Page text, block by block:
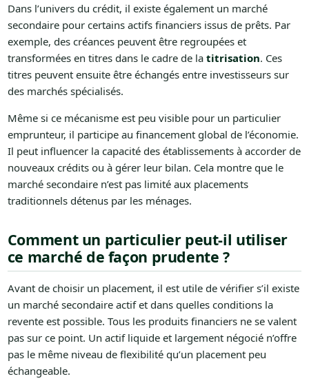
Dans l’univers du crédit, il existe également un marché
secondaire pour certains actifs financiers issus de prêts. Par
exemple, des créances peuvent être regroupées et
transformées en titres dans le cadre de la titrisation. Ces
titres peuvent ensuite être échangés entre investisseurs sur
des marchés spécialisés.
Même si ce mécanisme est peu visible pour un particulier
emprunteur, il participe au financement global de l’économie.
Il peut influencer la capacité des établissements à accorder de
nouveaux crédits ou à gérer leur bilan. Cela montre que le
marché secondaire n’est pas limité aux placements
traditionnels détenus par les ménages.
Comment un particulier peut-il utiliser
ce marché de façon prudente ?
Avant de choisir un placement, il est utile de vérifier s’il existe
un marché secondaire actif et dans quelles conditions la
revente est possible. Tous les produits financiers ne se valent
pas sur ce point. Un actif liquide et largement négocié n’offre
pas le même niveau de flexibilité qu’un placement peu
échangeable.